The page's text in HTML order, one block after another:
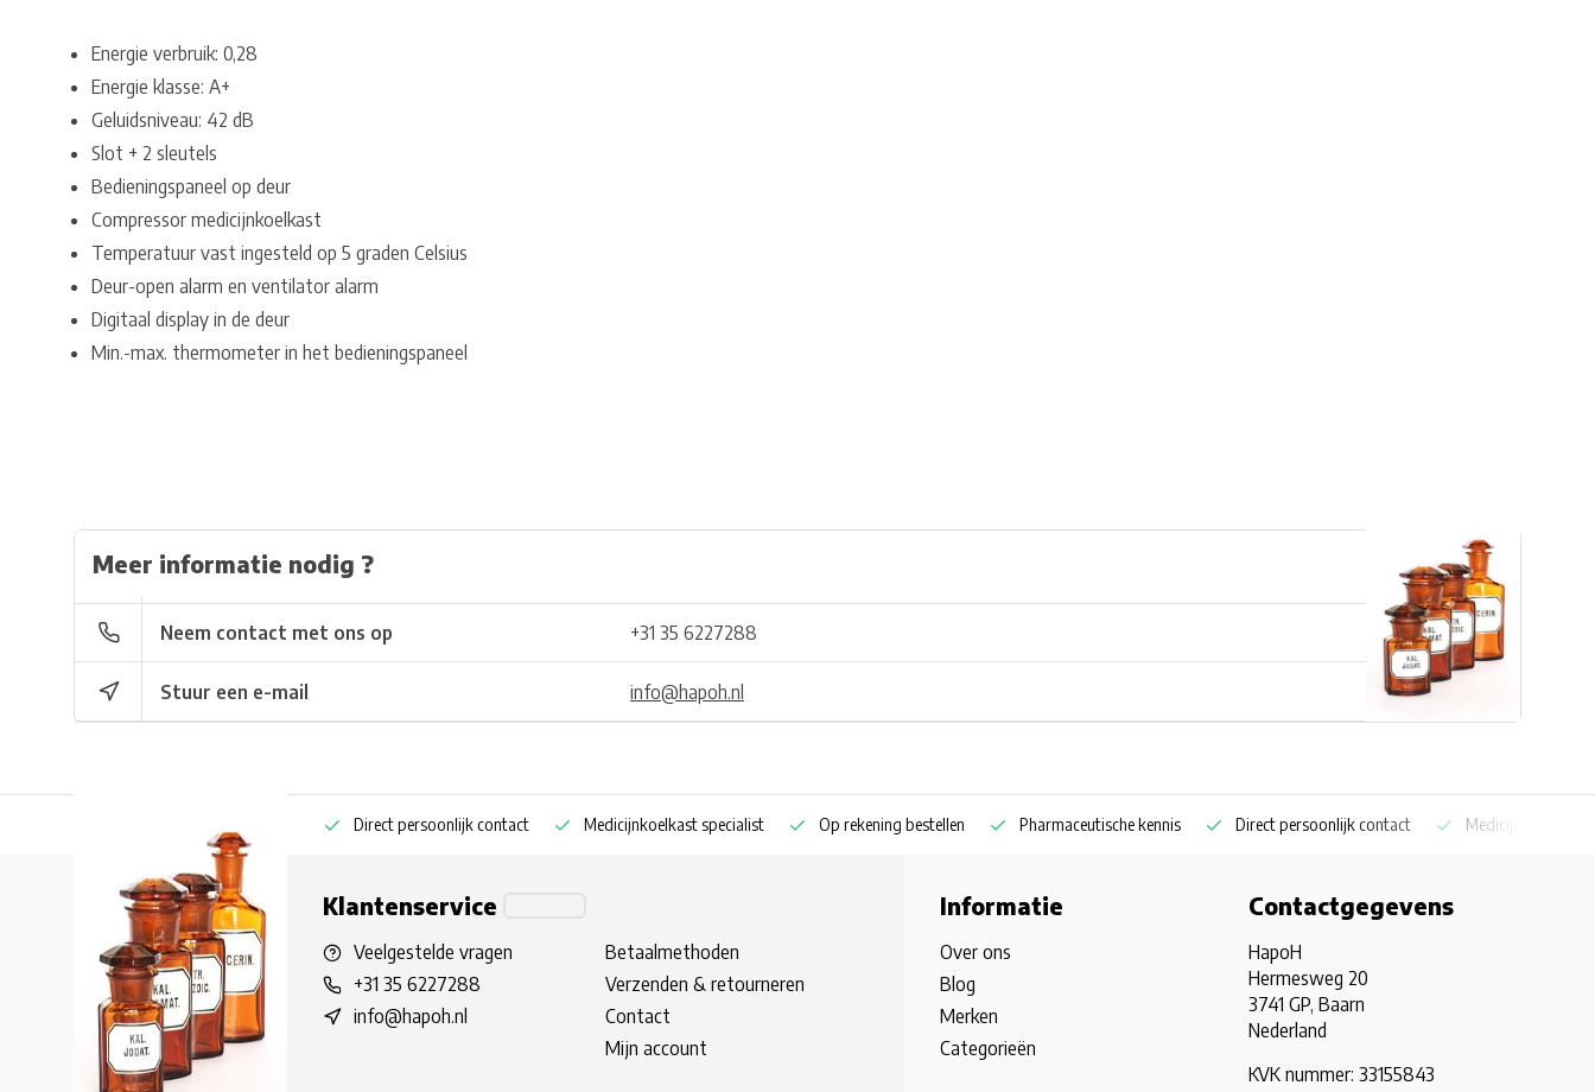
Energie verbruik: 0,28
Energie klasse: A+
Geluidsniveau: 42 dB
Slot + 2 sleutels
Bedieningspaneel op deur
Compressor medicijnkoelkast
Temperatuur vast ingesteld op 5 graden Celsius
Deur-open alarm en ventilator alarm
Digitaal display in de deur
Min.-max. thermometer in het bedieningspaneel
Meer informatie nodig ?
Neem contact met ons op +31 35 6227288
Stuur een e-mail info@hapoh.nl
Direct persoonlijk contact Medicijnkoelkast specialist Op rekening bestellen Pharmaceutische kennis Direct persoonlijk contact Medicijnkoelkast
Klantenservice
Veelgestelde vragen
+31 35 6227288
info@hapoh.nl
Betaalmethoden
Verzenden & retourneren
Contact
Mijn account
Informatie
Over ons
Blog
Merken
Categorieën
Contactgegevens
HapoH
Hermesweg 20
3741 GP, Baarn
Nederland
KVK nummer: 33155843